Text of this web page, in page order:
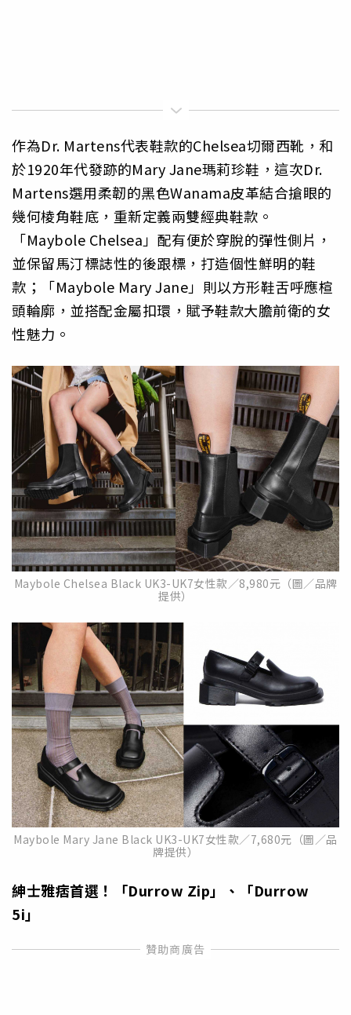
作為Dr. Martens代表鞋款的Chelsea切爾西靴，和
於1920年代發跡的Mary Jane瑪莉珍鞋，這次Dr.
Martens選用柔韌的黑色Wanama皮革結合搶眼的
幾何棱角鞋底，重新定義兩雙經典鞋款。
「Maybole Chelsea」配有便於穿脫的彈性側片，
並保留馬汀標誌性的後跟標，打造個性鮮明的鞋
款；「Maybole Mary Jane」則以方形鞋舌呼應楦
頭輪廓，並搭配金屬扣環，賦予鞋款大膽前衛的女
性魅力。
Maybole Chelsea Black UK3-UK7女性款／8,980元（圖／品牌
提供）
Maybole Mary Jane Black UK3-UK7女性款／7,680元（圖／品
牌提供）
紳士雅痞首選！「Durrow Zip」、「Durrow
5i」